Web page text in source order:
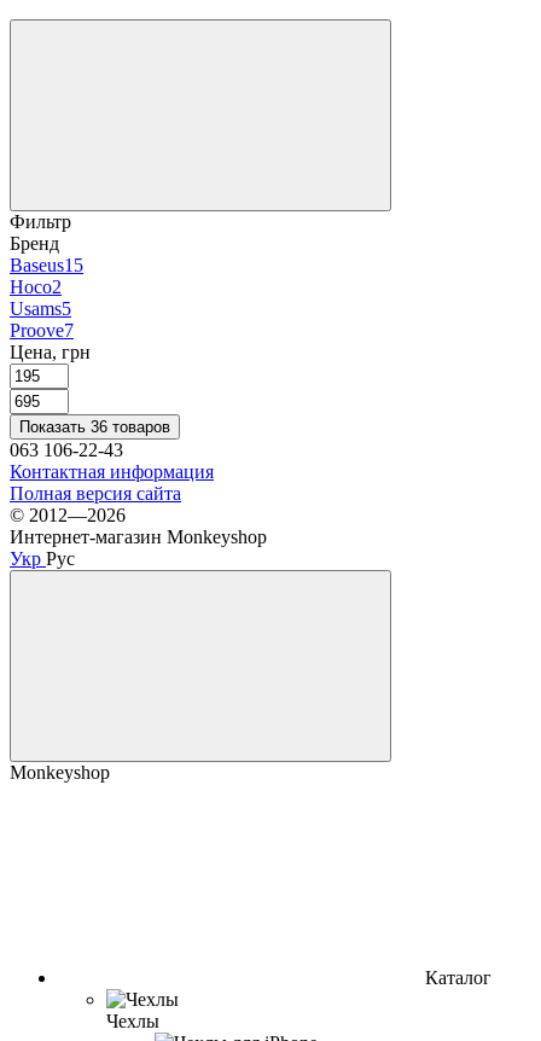
Фильтр
Бренд
Baseus15
Hoco2
Usams5
Proove7
Цена, грн
Показать 36 товаров
063 106-22-43
Контактная информация
Полная версия сайта
© 2012—2026
Интернет-магазин Monkeyshop
Укр Рус
Monkeyshop
Каталог
Чехлы